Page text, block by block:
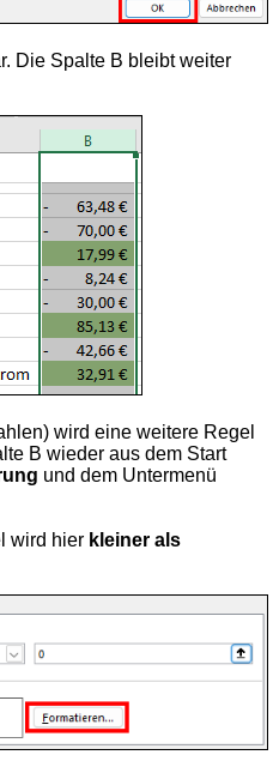
Die Spalte B bleibt weiter
wird eine weitere Regel
B wieder aus dem Start
und dem Untermenü
wird hier kleiner als